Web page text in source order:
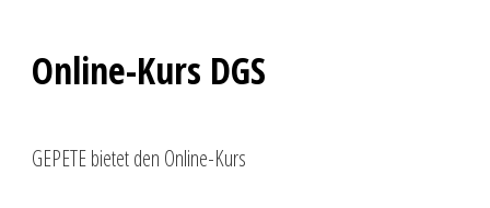
Online-Kurs DGS
GEPETE bietet den Online-Kurs